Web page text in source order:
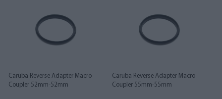
Caruba Reverse Adapter Macro
Coupler 52mm-52mm
Caruba Reverse Adapter Macro
Coupler 55mm-55mm